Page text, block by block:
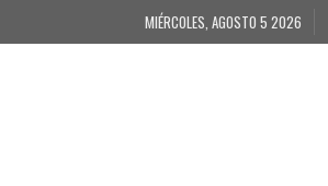
MIÉRCOLES, AGOSTO 5 2026